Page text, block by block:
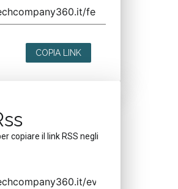
COPIA LINK
copiare il link RSS negli